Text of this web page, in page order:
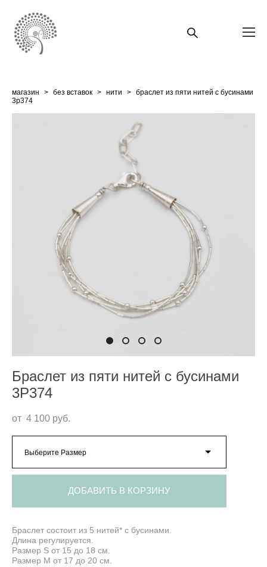
магазин > без вставок > нити > браслет из пяти нитей с бусинами
3p374
Браслет из пяти нитей с бусинами
3P374
от 4 100 pуб.
Выберите Размер
ДОБАВИТЬ В КОРЗИНУ
Браслет состоит из 5 нитей* с бусинами.
Длина регулируется.
Размер S от 15 до 18 см.
Размер M от 17 до 20 см.